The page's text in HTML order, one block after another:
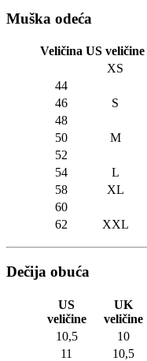
Muška odeća
Veličina US veličine
XS
44
46
S
48
50
M
52
54
L
58
XL
60
62
XXL
Dečija obuća
US
veličine
UK
veličine
10,5
10
11
10,5